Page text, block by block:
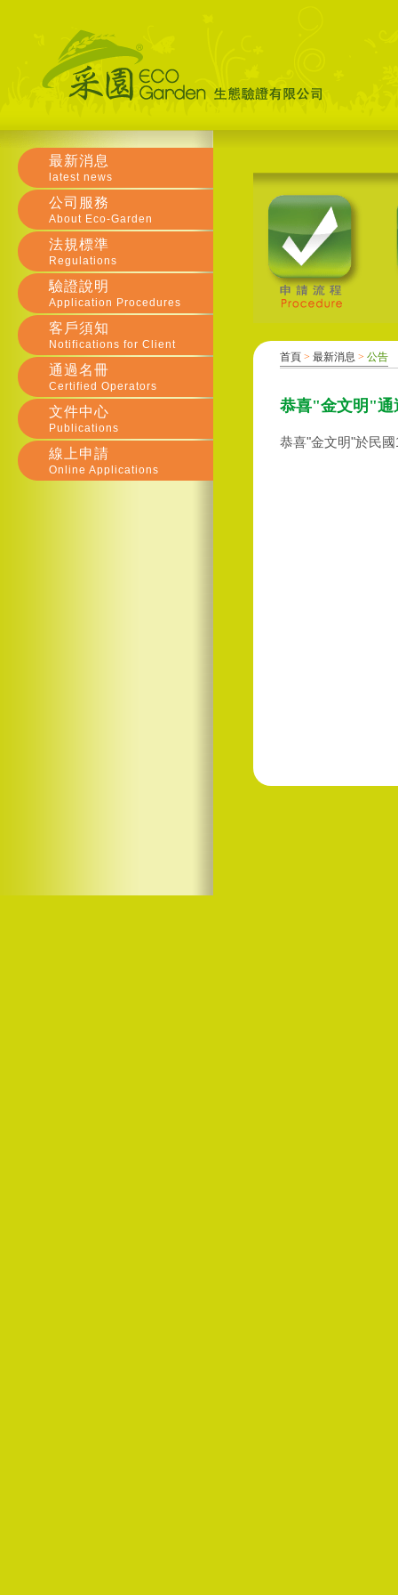
首頁 > 最新消息 > 公告
恭喜"金文明"通
恭喜"金文明"於民
最新消息
latest news
公司服務
About Eco-Garden
法規標準
Regulations
驗證說明
Application Procedures
客戶須知
Notifications for Client
通過名冊
Certified Operators
文件中心
Publications
線上申請
Online Applications